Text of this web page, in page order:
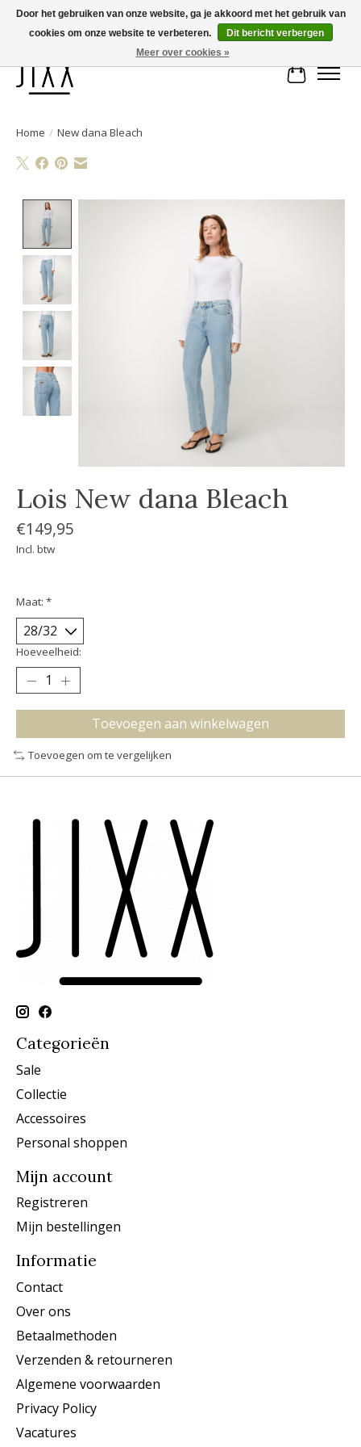
Voor 14.00 uur besteld, vandaag verstuurd | Gratis verzending vanaf € 75
Home / New dana Bleach
Lois New dana Bleach
€149,95
Incl. btw
Maat: *
Hoeveelheid:
Toevoegen aan winkelwagen
Toevoegen om te vergelijken
Categorieën
Sale
Collectie
Accessoires
Personal shoppen
Mijn account
Registreren
Mijn bestellingen
Informatie
Contact
Over ons
Betaalmethoden
Verzenden & retourneren
Algemene voorwaarden
Privacy Policy
Vacatures
Door het gebruiken van onze website, ga je akkoord met het gebruik van
cookies om onze website te verbeteren.
Dit bericht verbergen
Meer over cookies »